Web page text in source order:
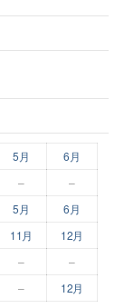
5月
6月
– –
5月
6月
11月 12月
–
–
– 12月